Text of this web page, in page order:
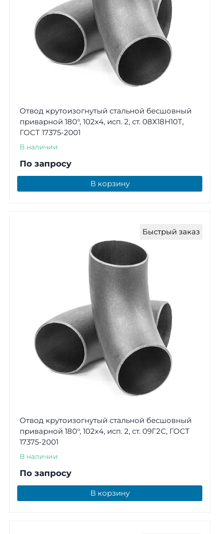
Отвод крутоизогнутый стальной бесшовный
приварной 180°, 102х4, исп. 2, ст. 08Х18Н10Т,
ГОСТ 17375-2001
В наличии
По запросу
В корзину
Быстрый заказ
Отвод крутоизогнутый стальной бесшовный
приварной 180°, 102х4, исп. 2, ст. 09Г2С, ГОСТ
17375-2001
В наличии
По запросу
В корзину